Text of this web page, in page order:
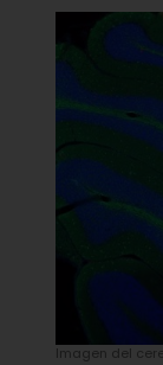
Imagen del